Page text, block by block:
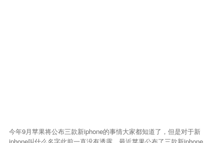
今年9月苹果将公布三款新iphone的事情大家都知道了，但是对于新